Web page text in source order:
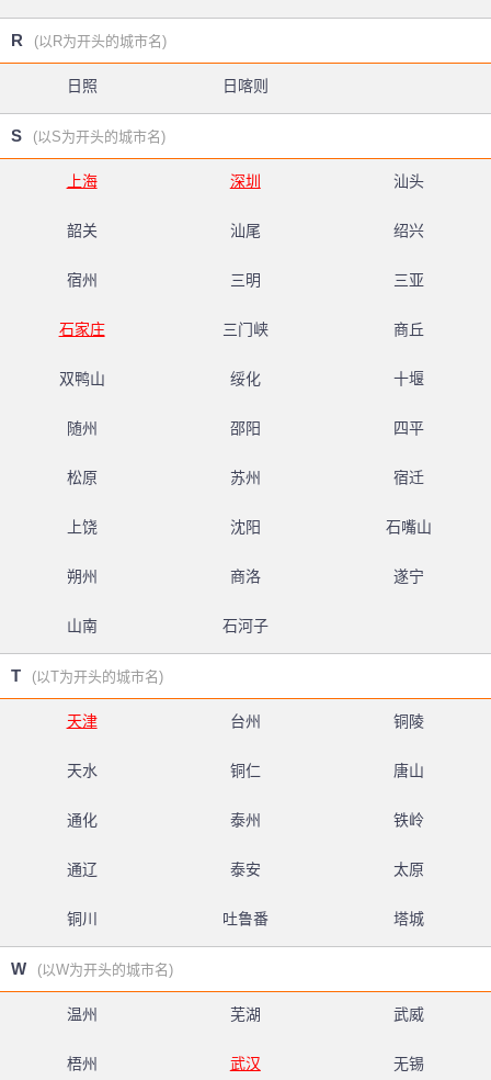
R (以R为开头的城市名)
日照 日喀则
S (以S为开头的城市名)
上海 深圳 汕头
韶关 汕尾 绍兴
宿州 三明 三亚
石家庄 三门峡 商丘
双鸭山 绥化 十堰
随州 邵阳 四平
松原 苏州 宿迁
上饶 沈阳 石嘴山
朔州 商洛 遂宁
山南 石河子
T (以T为开头的城市名)
天津 台州 铜陵
天水 铜仁 唐山
通化 泰州 铁岭
通辽 泰安 太原
铜川 吐鲁番 塔城
W (以W为开头的城市名)
温州 芜湖 武威
梧州 武汉 无锡